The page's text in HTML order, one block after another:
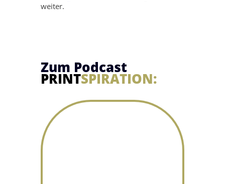
weiter.
Zum Podcast
PRINTSPIRATION: